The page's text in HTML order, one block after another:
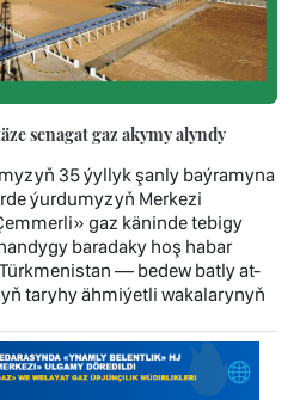
senagat gaz akymy alyndy
35 ýyllyk şanly baýramyna
ýurdumyzyň Merkezi
gaz käninde tebigy
baradaky hoş habar
— bedew batly at-
taryhy ähmiýetli wakalarynyň